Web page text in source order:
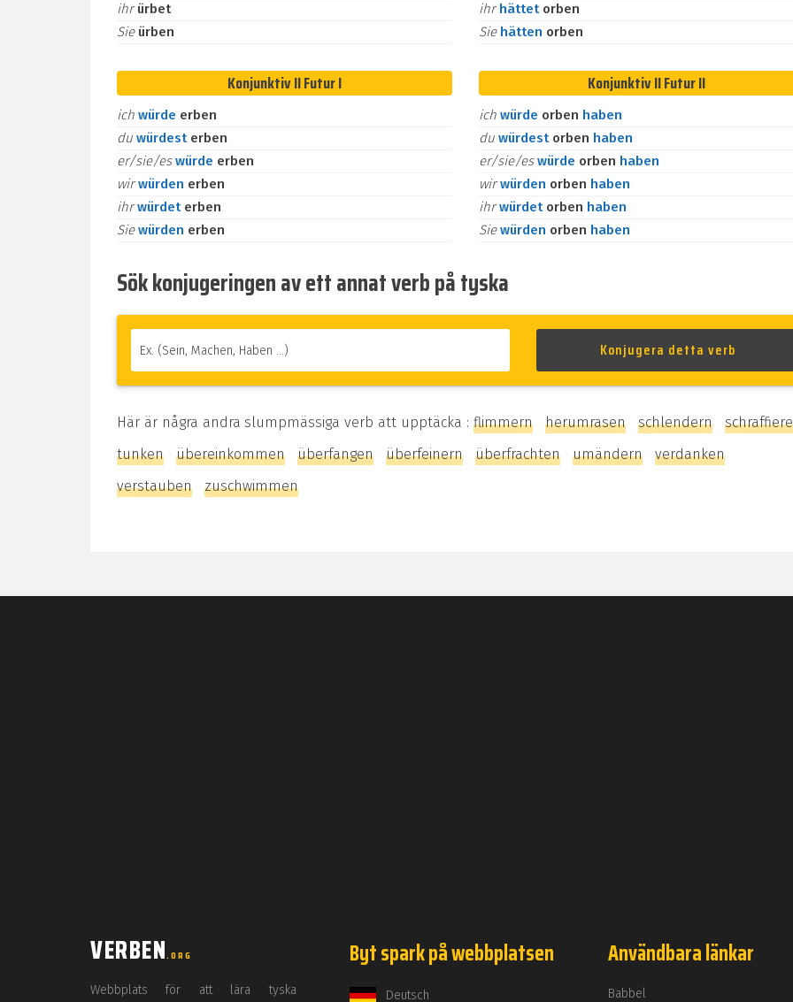
ihrürbet
Sie ürben
ihrhättet orben
Sie hätten orben
Konjunktiv II Futur I
ich würde erben
du würdest erben
er/sie/eswürde erben
wirwürden erben
ihrwürdet erben
Siewürden erben
Konjunktiv II Futur II
ich würde orben haben
du würdest orben haben
er/sie/eswürde orben haben
wirwürden orben haben
ihrwürdet orben haben
Siewürden orben haben
Sök konjugeringen av ett annat verb på tyska
Här är några andra slumpmässiga verb att upptäcka : flimmern herumrasen schlendern
tunken
übereinkommen überfangen überfeinern überfrachten umändern
verdanken
verstauben
zuschwimmen
VERBEN.ORG
Webbplats för att lära tyska
Byt spark på webbplatsen
Deutsch
Användbara länkar
Babbel